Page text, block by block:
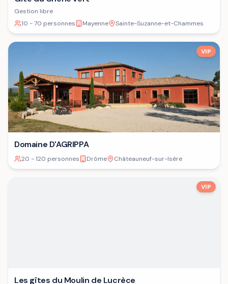
Gestion libre
10 - 70 personnes
Mayenne Sainte-Suzanne-et-Chammes
VIP
Domaine D'AGRIPPA
20 - 120 personnes Drôme Châteauneuf-sur-Isère
VIP
Les gîtes du Moulin de Lucrèce